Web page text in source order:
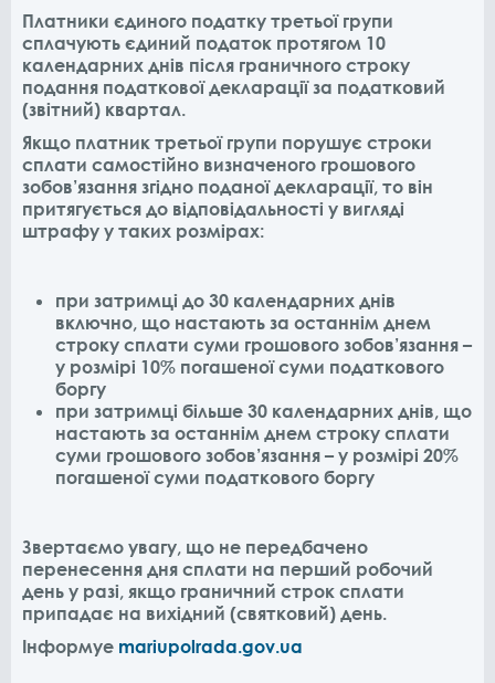
Платники єдиного податку третьої групи
сплачують єдиний податок протягом 10
календарних днів після граничного строку
подання податкової декларації за податковий
(звітний) квартал.
Якщо платник третьої групи порушує строки
сплати самостійно визначеного грошового
зобов’язання згідно поданої декларації, то він
притягується до відповідальності у вигляді
штрафу у таких розмірах:
при затримці до 30 календарних днів
включно, що настають за останнім днем
строку сплати суми грошового зобов’язання –
у розмірі 10% погашеної суми податкового
боргу
при затримці більше 30 календарних днів, що
настають за останнім днем строку сплати
суми грошового зобов’язання – у розмірі 20%
погашеної суми податкового боргу
Звертаємо увагу, що не передбачено
перенесення дня сплати на перший робочий
день у разі, якщо граничний строк сплати
припадає на вихідний (святковий) день.
Інформуе mariupolrada.gov.ua